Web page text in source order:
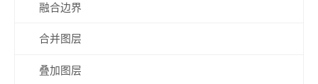
融合边界
合并图层
叠加图层